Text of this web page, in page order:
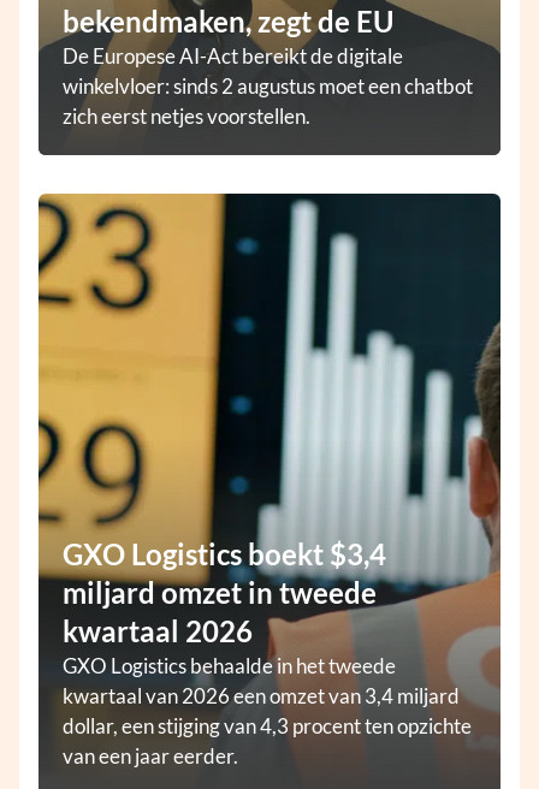
bekendmaken, zegt de EU
De Europese AI-Act bereikt de digitale
winkelvloer: sinds 2 augustus moet een chatbot
zich eerst netjes voorstellen.
GXO Logistics boekt $3,4
miljard omzet in tweede
kwartaal 2026
GXO Logistics behaalde in het tweede
kwartaal van 2026 een omzet van 3,4 miljard
dollar, een stijging van 4,3 procent ten opzichte
van een jaar eerder.